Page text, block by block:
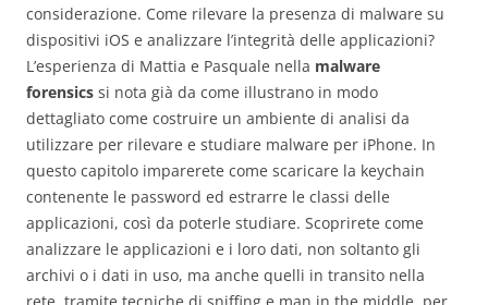
considerazione. Come rilevare la presenza di malware su
dispositivi iOS e analizzare l’integrità delle applicazioni?
L’esperienza di Mattia e Pasquale nella malware
forensics si nota già da come illustrano in modo
dettagliato come costruire un ambiente di analisi da
utilizzare per rilevare e studiare malware per iPhone. In
questo capitolo imparerete come scaricare la keychain
contenente le password ed estrarre le classi delle
applicazioni, così da poterle studiare. Scoprirete come
analizzare le applicazioni e i loro dati, non soltanto gli
archivi o i dati in uso, ma anche quelli in transito nella